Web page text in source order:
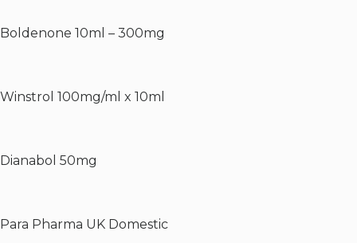
Boldenone 10ml – 300mg
Winstrol 100mg/ml x 10ml
Dianabol 50mg
Para Pharma UK Domestic